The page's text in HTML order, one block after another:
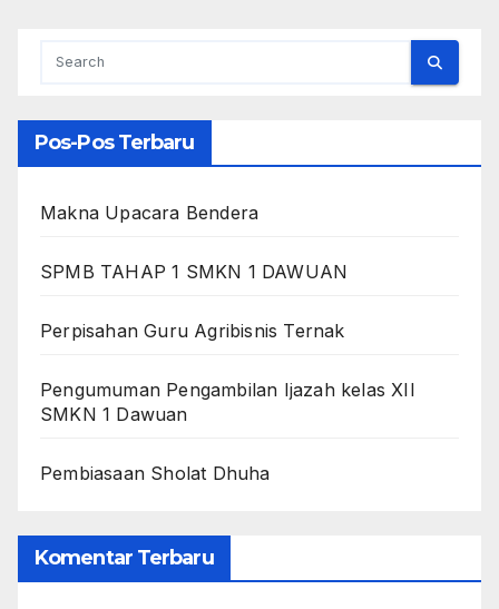
Pos-Pos Terbaru
Makna Upacara Bendera
SPMB TAHAP 1 SMKN 1 DAWUAN
Perpisahan Guru Agribisnis Ternak
Pengumuman Pengambilan Ijazah kelas XII
SMKN 1 Dawuan
Pembiasaan Sholat Dhuha
Komentar Terbaru